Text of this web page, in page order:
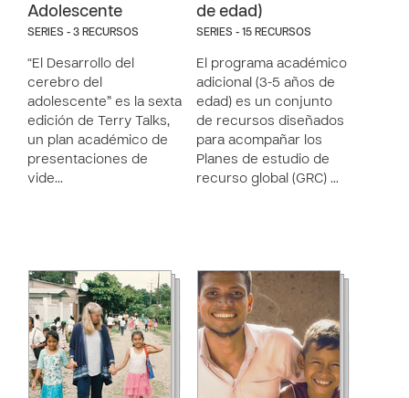
Adolescente
SERIES - 3 RECURSOS
“El Desarrollo del
cerebro del
adolescente” es la sexta
edición de Terry Talks,
un plan académico de
presentaciones de
vide…
de edad)
SERIES - 15 RECURSOS
El programa académico
adicional (3-5 años de
edad) es un conjunto
de recursos diseñados
para acompañar los
Planes de estudio de
recurso global (GRC) …